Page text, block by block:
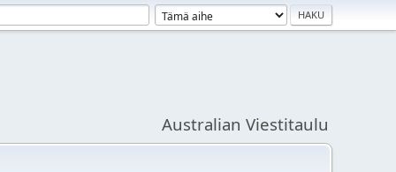
Australian Viestitaulu